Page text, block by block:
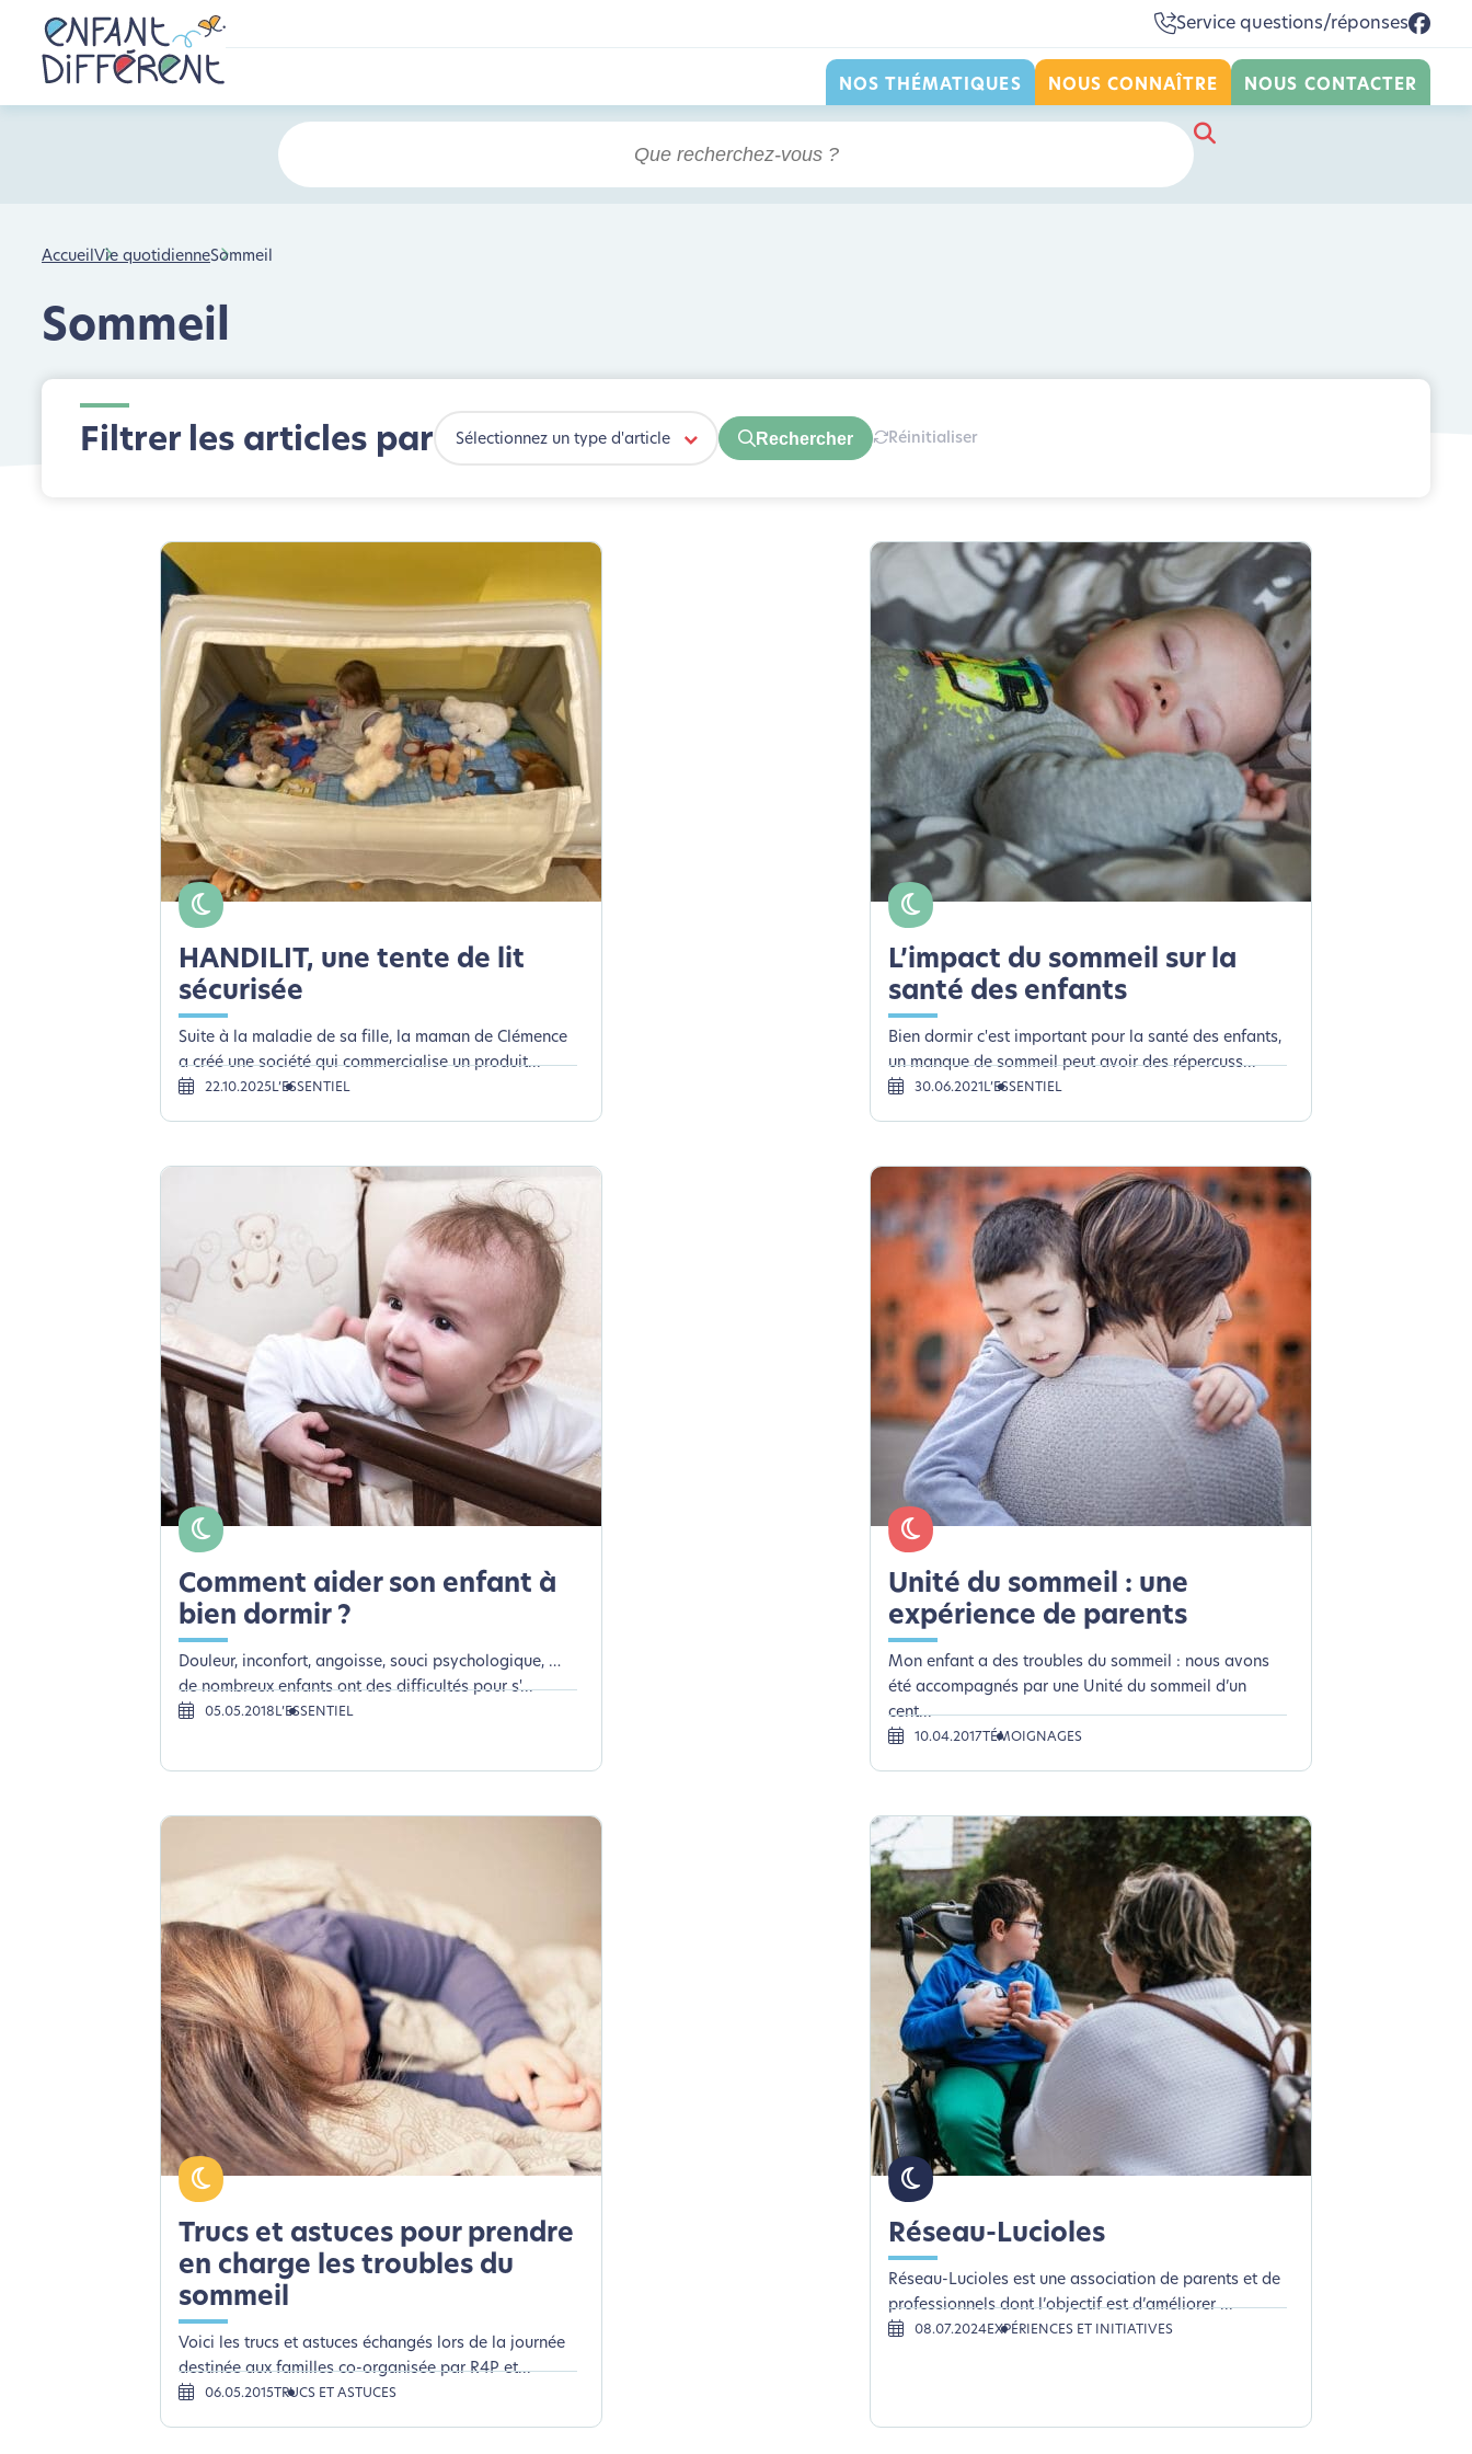
Service questions/réponses
NOS THÉMATIQUES NOUS CONNAÎTRE NOUS CONTACTER
L’écoconception, ça vous concerne aussi !
Nous avons développé ce site Internet dans le cadre d’une démarche forte d’écoconception.
Si vous aussi vous souhaitez diminuer drastiquement les besoins énergétiques nécessaires à votre navigation, vous pouvez
le parcourir dans son Mode Eco. Celui-ci sollicitera très peu nos serveurs et vous deviendrez ainsi un acteur majeur de l’écoconception.
AccueilVie quotidienneSommeil
Sommeil
Filtrer les articles par Sélectionnez un type d'article Rechercher Réinitialiser
HANDILIT, une tente de lit
sécurisée
Suite à la maladie de sa fille, la maman de Clémence
a créé une société qui commercialise un produit...
22.10.2025 L’ESSENTIEL
L’impact du sommeil sur la
santé des enfants
Bien dormir c'est important pour la santé des enfants,
un manque de sommeil peut avoir des répercuss...
30.06.2021 L’ESSENTIEL
Comment aider son enfant à
bien dormir ?
Douleur, inconfort, angoisse, souci psychologique, …
de nombreux enfants ont des difficultés pour s'...
05.05.2018 L’ESSENTIEL
Unité du sommeil : une
expérience de parents
Mon enfant a des troubles du sommeil : nous avons
été accompagnés par une Unité du sommeil d’un
cent...
10.04.2017 TÉMOIGNAGES
Trucs et astuces pour prendre
en charge les troubles du
sommeil
Voici les trucs et astuces échangés lors de la journée
destinée aux familles co-organisée par R4P et...
06.05.2015 TRUCS ET ASTUCES
Réseau-Lucioles
Réseau-Lucioles est une association de parents et de
professionnels dont l’objectif est d’améliorer ...
08.07.2024EXPÉRIENCES ET INITIATIVES